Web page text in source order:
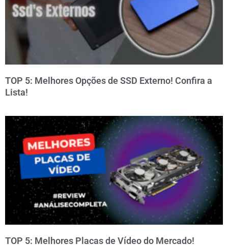
TOP 5: Melhores Opções de SSD Externo! Confira a
Lista!
TOP 5: Melhores Placas de Vídeo do Mercado!